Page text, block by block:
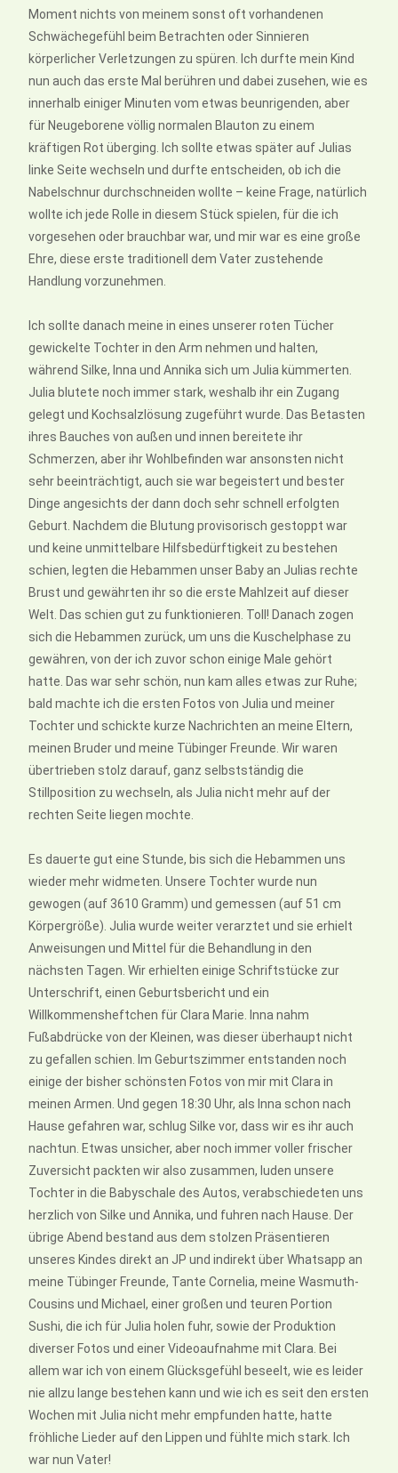
Moment nichts von meinem sonst oft vorhandenen
Schwächegefühl beim Betrachten oder Sinnieren
körperlicher Verletzungen zu spüren. Ich durfte mein Kind
nun auch das erste Mal berühren und dabei zusehen, wie es
innerhalb einiger Minuten vom etwas beunrigenden, aber
für Neugeborene völlig normalen Blauton zu einem
kräftigen Rot überging. Ich sollte etwas später auf Julias
linke Seite wechseln und durfte entscheiden, ob ich die
Nabelschnur durchschneiden wollte – keine Frage, natürlich
wollte ich jede Rolle in diesem Stück spielen, für die ich
vorgesehen oder brauchbar war, und mir war es eine große
Ehre, diese erste traditionell dem Vater zustehende
Handlung vorzunehmen.
Ich sollte danach meine in eines unserer roten Tücher
gewickelte Tochter in den Arm nehmen und halten,
während Silke, Inna und Annika sich um Julia kümmerten.
Julia blutete noch immer stark, weshalb ihr ein Zugang
gelegt und Kochsalzlösung zugeführt wurde. Das Betasten
ihres Bauches von außen und innen bereitete ihr
Schmerzen, aber ihr Wohlbefinden war ansonsten nicht
sehr beeinträchtigt, auch sie war begeistert und bester
Dinge angesichts der dann doch sehr schnell erfolgten
Geburt. Nachdem die Blutung provisorisch gestoppt war
und keine unmittelbare Hilfsbedürftigkeit zu bestehen
schien, legten die Hebammen unser Baby an Julias rechte
Brust und gewährten ihr so die erste Mahlzeit auf dieser
Welt. Das schien gut zu funktionieren. Toll! Danach zogen
sich die Hebammen zurück, um uns die Kuschelphase zu
gewähren, von der ich zuvor schon einige Male gehört
hatte. Das war sehr schön, nun kam alles etwas zur Ruhe;
bald machte ich die ersten Fotos von Julia und meiner
Tochter und schickte kurze Nachrichten an meine Eltern,
meinen Bruder und meine Tübinger Freunde. Wir waren
übertrieben stolz darauf, ganz selbstständig die
Stillposition zu wechseln, als Julia nicht mehr auf der
rechten Seite liegen mochte.
Es dauerte gut eine Stunde, bis sich die Hebammen uns
wieder mehr widmeten. Unsere Tochter wurde nun
gewogen (auf 3610 Gramm) und gemessen (auf 51 cm
Körpergröße). Julia wurde weiter verarztet und sie erhielt
Anweisungen und Mittel für die Behandlung in den
nächsten Tagen. Wir erhielten einige Schriftstücke zur
Unterschrift, einen Geburtsbericht und ein
Willkommensheftchen für Clara Marie. Inna nahm
Fußabdrücke von der Kleinen, was dieser überhaupt nicht
zu gefallen schien. Im Geburtszimmer entstanden noch
einige der bisher schönsten Fotos von mir mit Clara in
meinen Armen. Und gegen 18:30 Uhr, als Inna schon nach
Hause gefahren war, schlug Silke vor, dass wir es ihr auch
nachtun. Etwas unsicher, aber noch immer voller frischer
Zuversicht packten wir also zusammen, luden unsere
Tochter in die Babyschale des Autos, verabschiedeten uns
herzlich von Silke und Annika, und fuhren nach Hause. Der
übrige Abend bestand aus dem stolzen Präsentieren
unseres Kindes direkt an JP und indirekt über Whatsapp an
meine Tübinger Freunde, Tante Cornelia, meine Wasmuth-
Cousins und Michael, einer großen und teuren Portion
Sushi, die ich für Julia holen fuhr, sowie der Produktion
diverser Fotos und einer Videoaufnahme mit Clara. Bei
allem war ich von einem Glücksgefühl beseelt, wie es leider
nie allzu lange bestehen kann und wie ich es seit den ersten
Wochen mit Julia nicht mehr empfunden hatte, hatte
fröhliche Lieder auf den Lippen und fühlte mich stark. Ich
war nun Vater!